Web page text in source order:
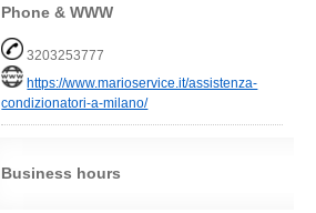
Phone & WWW
3203253777
https://www.marioservice.it/assistenza-
condizionatori-a-milano/
Business hours